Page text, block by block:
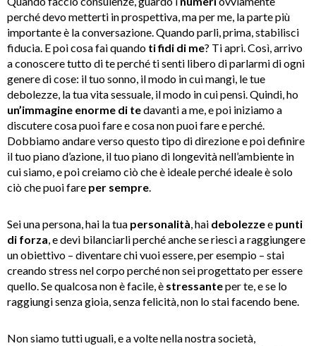
perché devo metterti in prospettiva, ma per me, la parte più
importante è la conversazione. Quando parli, prima, stabilisci
fiducia. E poi cosa fai quando ti fidi di me? Ti apri. Così, arrivo
a conoscere tutto di te perché ti senti libero di parlarmi di ogni
genere di cose: il tuo sonno, il modo in cui mangi, le tue
debolezze, la tua vita sessuale, il modo in cui pensi. Quindi, ho
un’immagine enorme di tedavanti a me, e poi iniziamo a
discutere cosa puoi fare e cosa non puoi fare e perché.
Dobbiamo andare verso questo tipo di direzione e poi definire
il tuo piano d’azione, il tuo piano di longevità nell’ambiente in
cui siamo, e poi creiamo ciò che è ideale perché ideale è solo
ciò che puoi fare per sempre.
Sei una persona, hai la tua personalità, hai debolezzee punti
di forza, e devi bilanciarli perché anche se riesci a raggiungere
un obiettivo – diventare chi vuoi essere, per esempio – stai
creando stress nel corpo perché non sei progettato per essere
quello. Se qualcosa non è facile, è stressanteper te, e se lo
raggiungi senza gioia, senza felicità, non lo stai facendo bene.
Non siamo tutti uguali, e a volte nella nostra società,